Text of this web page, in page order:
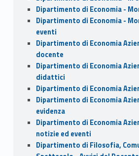
Dipartimento di Economia -
Dipartimento di Economia -
eventi
Dipartimento di Economia
docente
Dipartimento di Economia
didattici
Dipartimento di Economia
Dipartimento di Economia
evidenza
Dipartimento di Economia
notizie ed eventi
Dipartimento di Filosofia,